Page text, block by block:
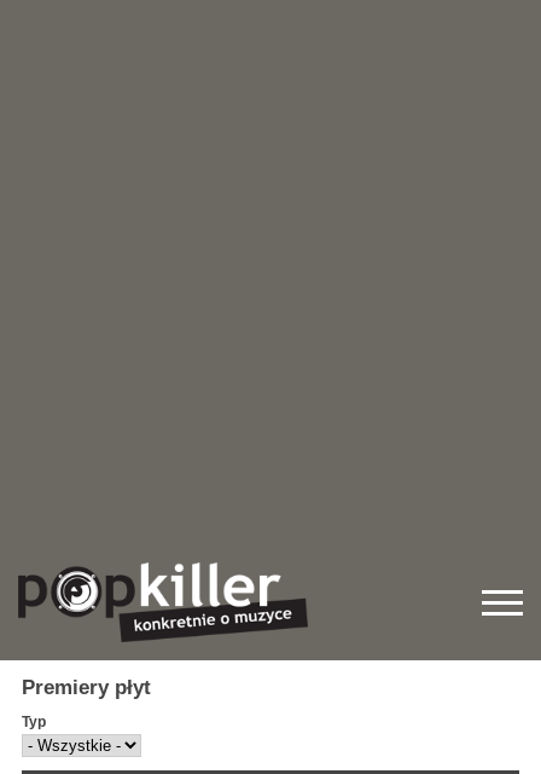
Premiery płyt
Typ